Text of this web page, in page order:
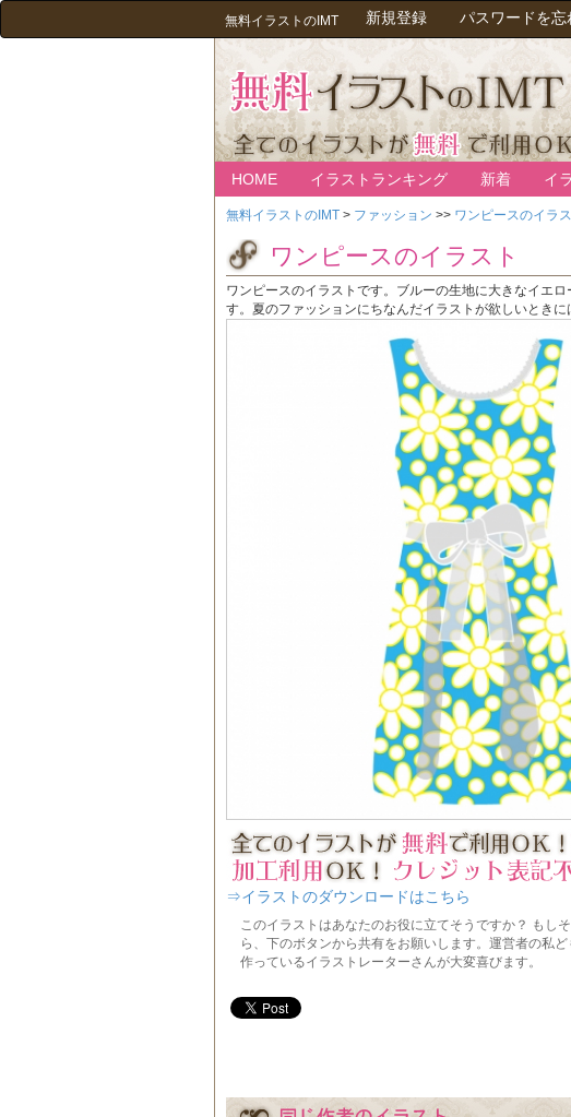
無料イラストのIMT 新規登録 パスワードを忘
HOME イラストランキング 新着 イ
無料イラストのIMT > ファッション >> ワンピースのイラ
ワンピースのイラスト
ワンピースのイラストです。ブルーの生地に大きなイエ
す。夏のファッションにちなんだイラストが欲しいとき
⇒イラストのダウンロードはこちら